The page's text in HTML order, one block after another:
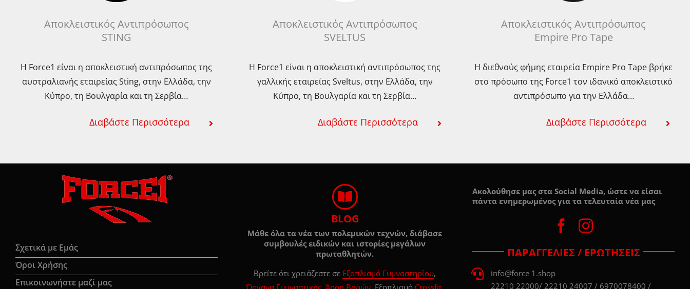
Αποκλειστικός Αντιπρόσωπος
STING
Η Force1 είναι η αποκλειστική αντιπρόσωπος της
αυστραλιανής εταιρείας Sting, στην Ελλάδα, την
Κύπρο, τη Βουλγαρία και τη Σερβία…
Διαβάστε Περισσότερα
Αποκλειστικός Αντιπρόσωπος
SVELTUS
Η Force1 είναι η αποκλειστική αντιπρόσωπος της
γαλλικής εταιρείας Sveltus, στην Ελλάδα, την
Κύπρο, τη Βουλγαρία και τη Σερβία…
Διαβάστε Περισσότερα
Αποκλειστικός Αντιπρόσωπος
Empire Pro Tape
Η διεθνούς φήμης εταιρεία Empire Pro Tape βρήκε
στο πρόσωπο της Force1 τον ιδανικό αποκλειστικό
αντιπρόσωπο για την Ελλάδα…
Διαβάστε Περισσότερα
Σχετικά με Εμάς
Όροι Χρήσης
Eπικοινωνήστε μαζί μας
BLOG
Μάθε όλα τα νέα των πολεμικών τεχνών, διάβασε
συμβουλές ειδικών και ιστορίες μεγάλων
πρωταθλητών.
Βρείτε ότι χρειάζεστε σε Εξοπλισμό Γυμναστηρίου,
Όργανα Γυμναστικής ,Άρση Βαρών , Εξοπλισμό Crossfit,
Ακολούθησε μας στα Social Media, ώστε να είσαι
πάντα ενημερωμένος για τα τελευταία νέα μας
ΠΑΡΑΓΓΕΛΙΕΣ / ΕΡΩΤΗΣΕΙΣ
info@force 1.shop
22210 22000/ 22210 24007 / 6970078400 /